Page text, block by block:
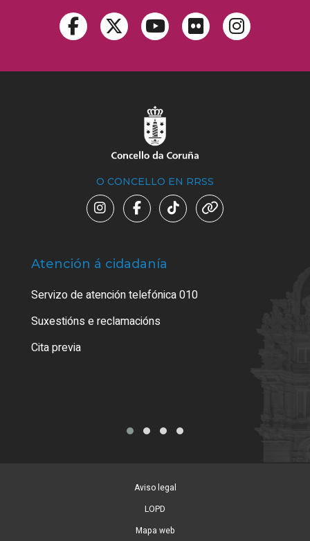
O CONCELLO EN RRSS
Atención á cidadanía
Servizo de atención telefónica 010
Suxestións e reclamacións
Cita previa
Aviso legal
LOPD
Mapa web